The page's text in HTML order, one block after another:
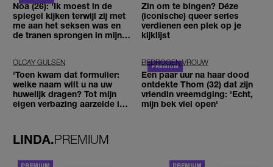
Noa (26): 'Ik moest in de
spiegel kijken terwijl zij met
me aan het seksen was en
de tranen sprongen in mijn
Zin om te bingen? Déze
(iconische) queer series
verdienen een plek op je
kijklijst
OLCAY GULSEN
'Toen kwam dat formulier:
welke naam wilt u na uw
huwelijk dragen? Tot mijn
eigen verbazing aarzelde ik
BEDROGEN VROUW
Een paar uur na haar dood
ontdekte Thom (32) dat zijn
vriendin vreemdging: 'Echt,
mijn bek viel open'
LINDA.PREMIUM